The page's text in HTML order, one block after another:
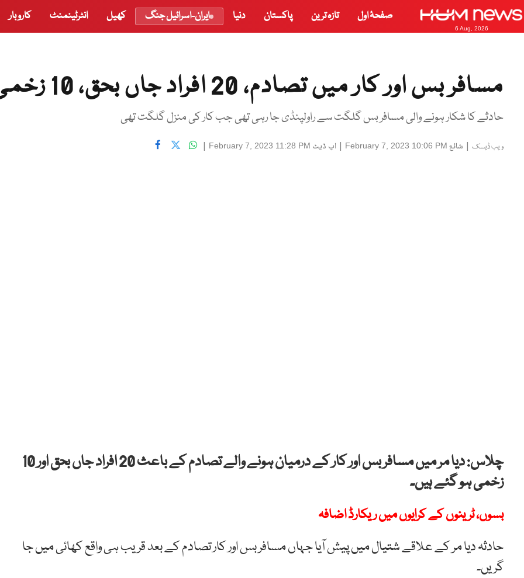
6 Aug, 2026
صفحۂ اول تازہ ترین پاکستان دنیا ایران-اسرائیل جنگ کھیل انٹرٹینمنٹ کاروبار
مسافر بس اور کار میں تصادم، 20 افراد جاں بحق، 10 زخمی
حادثے کا شکار ہونے والی مسافر بس گلگت سے راولپنڈی جا رہی تھی جب کار کی منزل گلگت تھی
ویب ڈیسک | شائع February 7, 2023 10:06 PM
| اپ ڈیٹ February 7, 2023 11:28 PM
|
چلاس: دیا مر میں مسافر بس اور کار کے درمیان ہونے والے تصادم کے باعث 20 افراد جاں بحق اور 10
زخمی ہو گئے ہیں۔
بسوں، ٹرینوں کے کرایوں میں ریکارڈ اضافہ
حادثہ دیا مر کے علاقے شتیال میں پیش آیا جہاں مسافر بس اور کار تصادم کے بعد قریب ہی واقع کھائی میں جا
گریں۔